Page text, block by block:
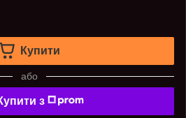
Купити
або
з